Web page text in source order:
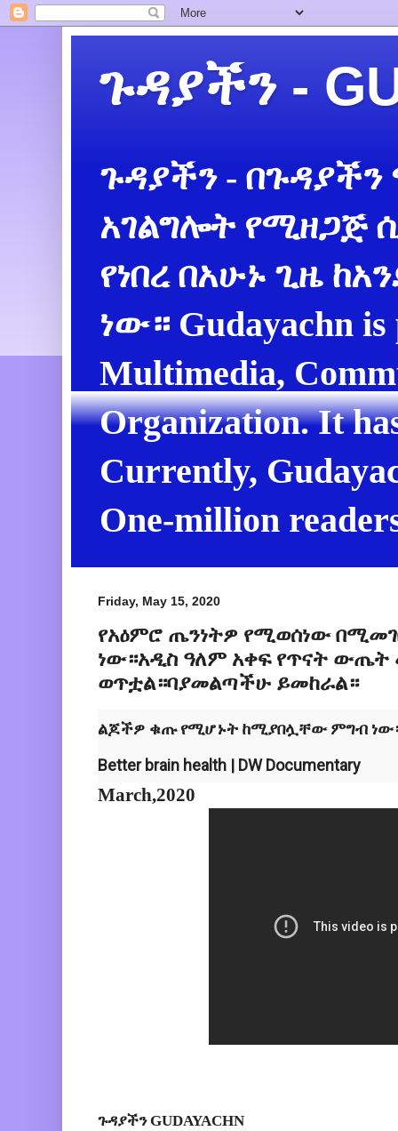
ጉዳያችን -
ጉዳያችን -
አገልግሎት የሚዘጋጅ
የነበረ በአሁኑ ጊዜ
ነው። Gudayachn is
Multimedia,
Organization. It
Currently,
One-million
Friday, May 15, 2020
የአዕምሮ ጤንነትዎ የሚወሰነው
ነው።አዲስ ዓለም አቀፍ የጥናት ውጤት
ወጥቷል።ባያመልጣችሁ ይመከራል።
ልጆችዎ ቁጡ የሚሆኑት ከሚያበሏቸው ምግብ
Better brain health | DW Documentary
March,2020
ጉዳያችን GUDAYACHN